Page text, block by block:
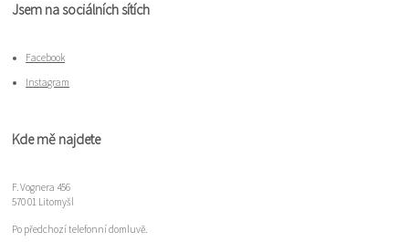
Jsem na sociálních sítích
Facebook
Instagram
Kde mě najdete
F. Vognera 456
570 01 Litomyšl
Po předchozí telefonní domluvě.